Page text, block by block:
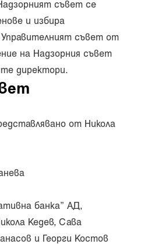
съвет се
и избира
съвет от
на Надзорния съвет
директори.
от Никола
банка” АД,
Кедев, Сава
и Георги Костов